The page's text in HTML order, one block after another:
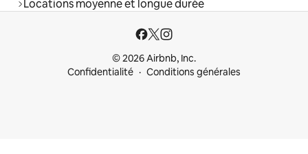
Locations moyenne et longue durée
© 2026 Airbnb, Inc.
Confidentialité
Conditions générales